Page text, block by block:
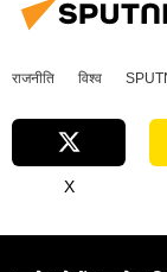
राजनीति विश्व
X